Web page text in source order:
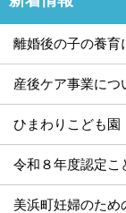
産後ケア事業につ
ひまわりこども園
美浜町妊婦のため